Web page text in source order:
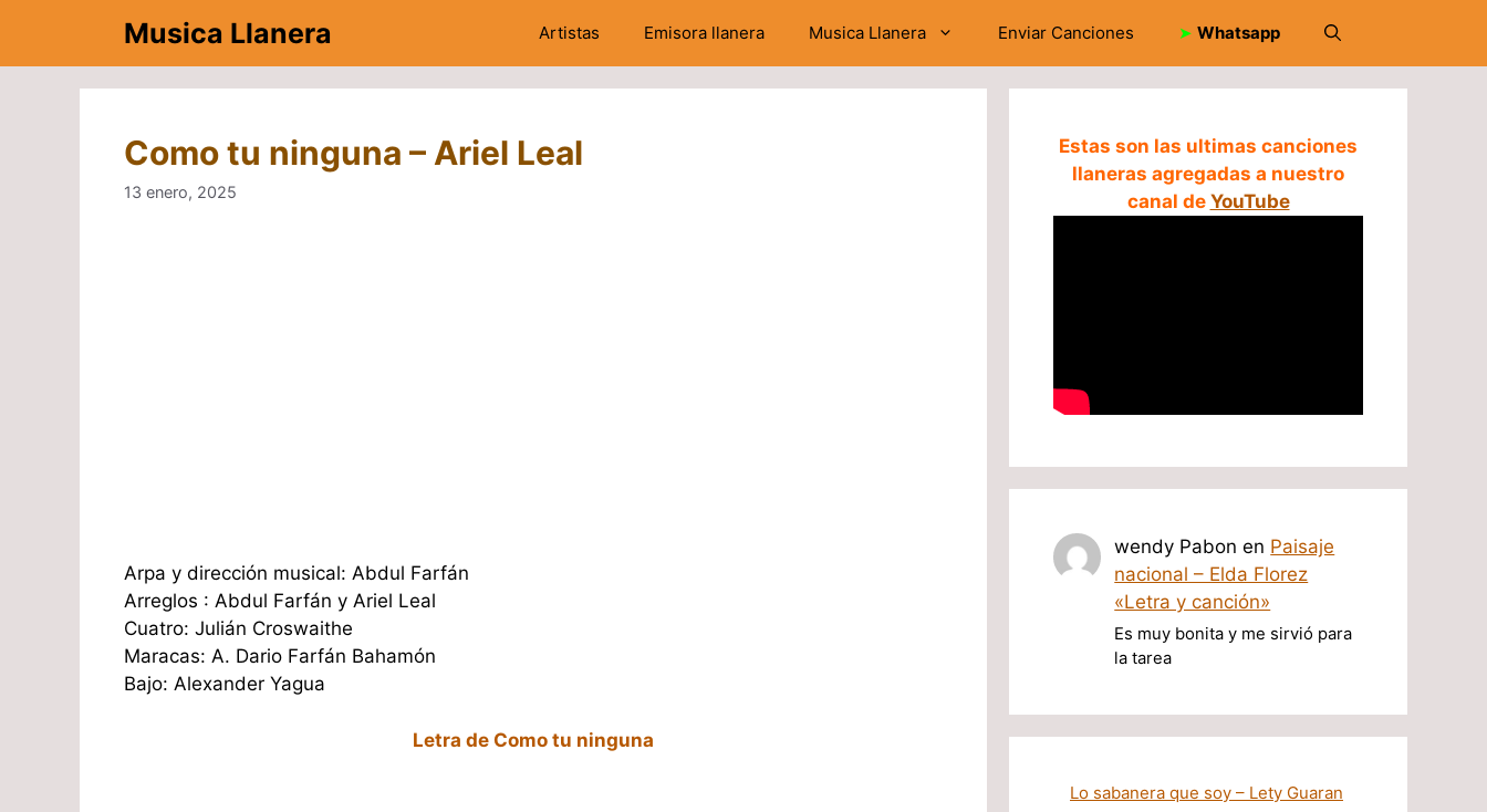
contenido
Musica Llanera Artistas Emisora llanera Musica Llanera Enviar Canciones ➤ Whatsapp
Como tu ninguna – Ariel Leal
13 enero, 2025
Arpa y dirección musical: Abdul Farfán
Arreglos : Abdul Farfán y Ariel Leal
Cuatro: Julián Croswaithe
Maracas: A. Dario Farfán Bahamón
Bajo: Alexander Yagua
Letra de Como tu ninguna
Estas son las ultimas canciones
llaneras agregadas a nuestro
canal de YouTube
wendy Pabon en Paisaje
nacional – Elda Florez
«Letra y canción»
Es muy bonita y me sirvió para
la tarea
Lo sabanera que soy – Lety Guaran